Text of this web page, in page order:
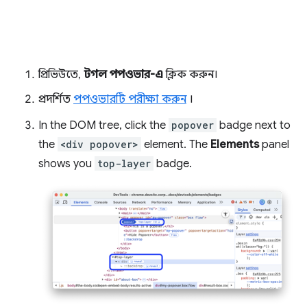
প্রিভিউতে, টগল পপওভার-এক্লিক করুন।
প্রদর্শিত পপওভারটি পরীক্ষা করুন।
In the DOM tree, click the popover badge next to
the <div popover> element. The Elementspanel
shows you top-layer badge.